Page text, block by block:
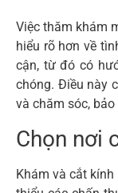
Việc thăm khám
hiểu rõ hơn về
cận, từ đó có
chóng. Điều này
và chăm sóc,
Chọn nơi
Khám và cắt